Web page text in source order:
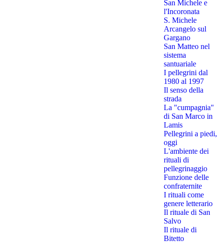
San Michele e
l'Incoronata
S. Michele
Arcangelo sul
Gargano
San Matteo nel
sistema
santuariale
I pellegrini dal
1980 al 1997
Il senso della
strada
La "cumpagnia"
di San Marco in
Lamis
Pellegrini a piedi,
oggi
L'ambiente dei
rituali di
pellegrinaggio
Funzione delle
confraternite
I rituali come
genere letterario
Il rituale di San
Salvo
Il rituale di
Bitetto